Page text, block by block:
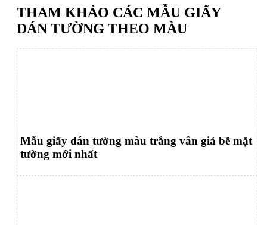
THAM KHẢO CÁC MẪU GIẤY
DÁN TƯỜNG THEO MÀU
Mẫu giấy dán tường màu trắng vân giả bề mặt
tường mới nhất